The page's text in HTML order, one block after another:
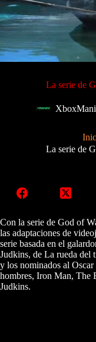
La serie de
La serie de
Con la serie de God of
las adaptaciones de
serie basada en el
Judkins, de La rueda del
y los nominados al
hombres, Iron Man, The
Judkins.